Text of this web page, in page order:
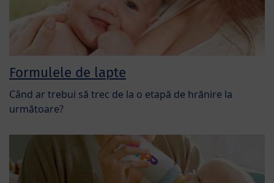
Formulele de lapte
Când ar trebui să trec de la o etapă de hrănire la
următoare?